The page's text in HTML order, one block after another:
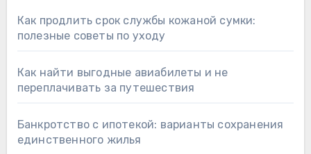
Как продлить срок службы кожаной сумки:
полезные советы по уходу
Как найти выгодные авиабилеты и не
переплачивать за путешествия
Банкротство с ипотекой: варианты сохранения
единственного жилья